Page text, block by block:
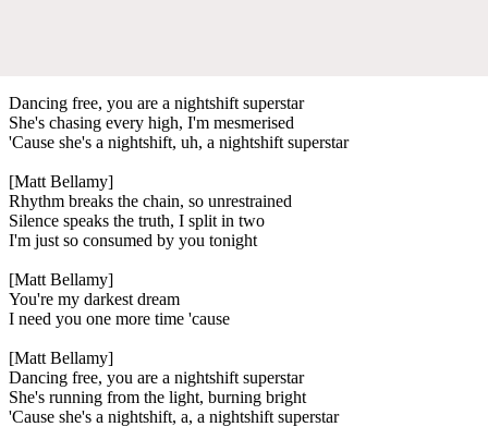
Dancing free, you are a nightshift superstar
She's chasing every high, I'm mesmerised
'Cause she's a nightshift, uh, a nightshift superstar
[Matt Bellamy]
Rhythm breaks the chain, so unrestrained
Silence speaks the truth, I split in two
I'm just so consumed by you tonight
[Matt Bellamy]
You're my darkest dream
I need you one more time 'cause
[Matt Bellamy]
Dancing free, you are a nightshift superstar
She's running from the light, burning bright
'Cause she's a nightshift, a, a nightshift superstar